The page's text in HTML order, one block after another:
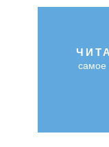
самое